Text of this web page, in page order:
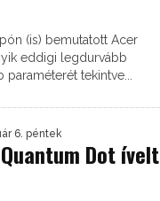
(is) bemutatott Acer
eddigi legdurvább
tekintve...
6. péntek
Dot ívelt